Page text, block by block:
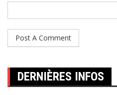
DERNIÈRES INFOS